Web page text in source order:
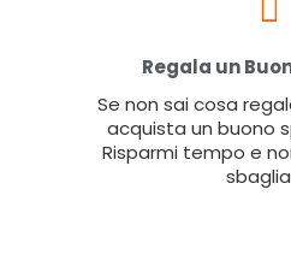
Regala un
Se non sai cosa
acquista un buono
Risparmi tempo e